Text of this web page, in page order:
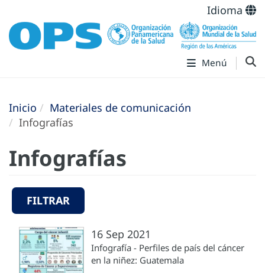
Idioma
Menú
Inicio
Materiales de comunicación
Infografías
Infografías
FILTRAR
16 Sep 2021
Infografía - Perfiles de país del cáncer
en la niñez: Guatemala